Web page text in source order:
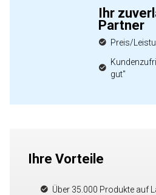
Ihr
Partner
Preis/
gut"
Ihre Vorteile
Über 35.000 Produkte auf